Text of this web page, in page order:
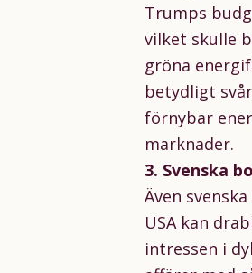
Trumps
vilket skulle
gröna
betydligt
förnybar
marknader.
3. Svenska
Även
USA kan
intressen i